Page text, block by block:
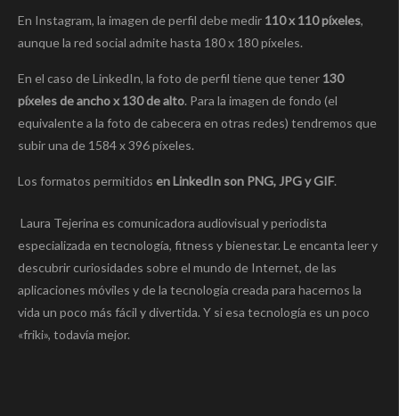
En Instagram, la imagen de perfil debe medir 110 x 110 píxeles,
aunque la red social admite hasta 180 x 180 píxeles.
En el caso de LinkedIn, la foto de perfil tiene que tener 130
píxeles de ancho x 130 de alto. Para la imagen de fondo (el
equivalente a la foto de cabecera en otras redes) tendremos que
subir una de 1584 x 396 píxeles.
Los formatos permitidos en LinkedIn son PNG, JPG y GIF.
Laura Tejerina es comunicadora audiovisual y periodista
especializada en tecnología, fitness y bienestar. Le encanta leer y
descubrir curiosidades sobre el mundo de Internet, de las
aplicaciones móviles y de la tecnología creada para hacernos la
vida un poco más fácil y divertida. Y si esa tecnología es un poco
«friki», todavía mejor.